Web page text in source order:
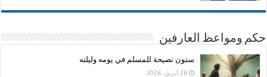
حكم ومواعظ العارفين
ستون نصيحة للمسلم في يومه وليلته
26 أبريل، 2026